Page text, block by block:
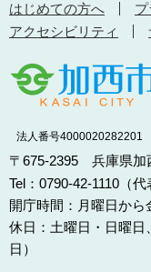
はじめての方へ
アクセシビリティ
法人番号4000020282201
〒675-2395 兵庫県加
Tel：0790-42-1110（代
開庁時間：月曜日から
休日：土曜日・日曜
日）